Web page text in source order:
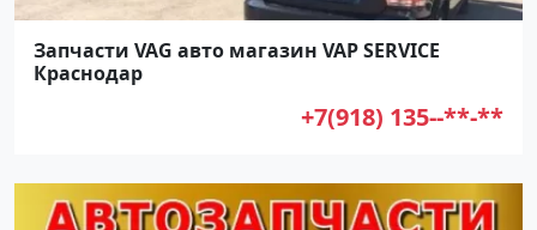
Запчасти VAG авто магазин VAP SERVICE
Краснодар
+7(918) 135--**-**